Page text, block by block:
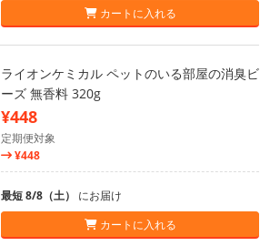
カートに入れる
ライオンケミカル ペットのいる部屋の消臭ビ
ーズ 無香料 320g
¥448
定期便対象
¥448
最短 8/8（土） にお届け
カートに入れる